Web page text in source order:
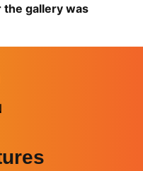
the gallery was